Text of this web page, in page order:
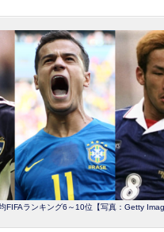
FIFAランキング6～10位【写真：Getty